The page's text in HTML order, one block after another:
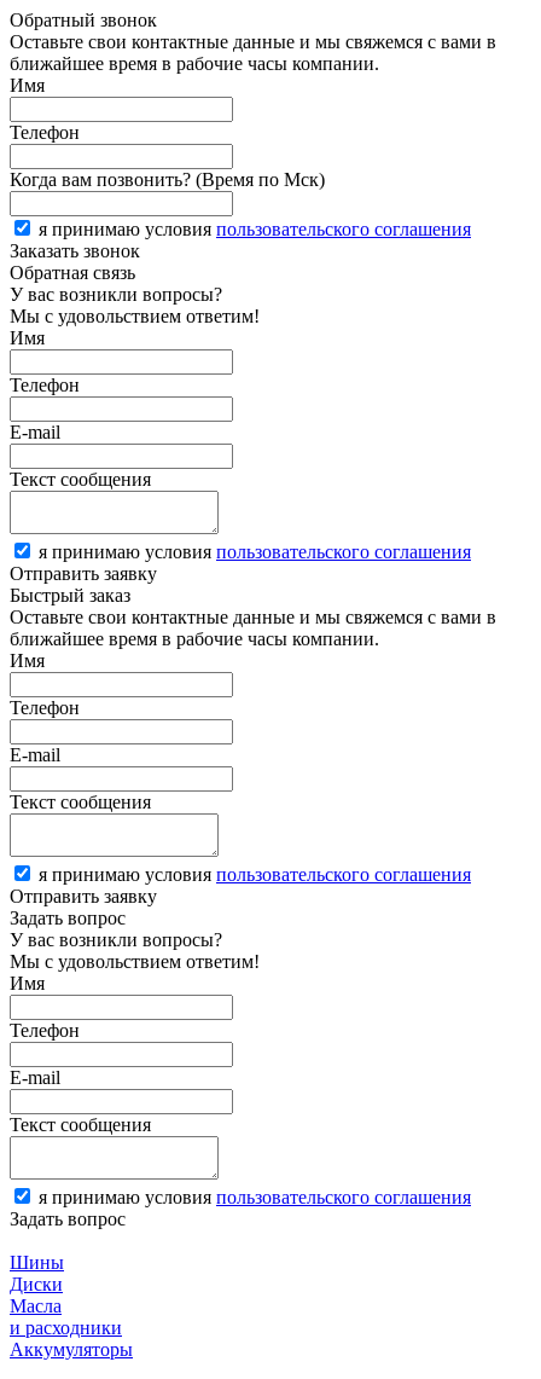
Обратный звонок
Оставьте свои контактные данные и мы свяжемся с вами в
ближайшее время в рабочие часы компании.
Имя
Телефон
Когда вам позвонить? (Время по Мск)
я принимаю условия пользовательского соглашения
Заказать звонок
Обратная связь
У вас возникли вопросы?
Мы с удовольствием ответим!
Имя
Телефон
E-mail
Текст сообщения
я принимаю условия пользовательского соглашения
Отправить заявку
Быстрый заказ
Оставьте свои контактные данные и мы свяжемся с вами в
ближайшее время в рабочие часы компании.
Имя
Телефон
E-mail
Текст сообщения
я принимаю условия пользовательского соглашения
Отправить заявку
Задать вопрос
У вас возникли вопросы?
Мы с удовольствием ответим!
Имя
Телефон
E-mail
Текст сообщения
я принимаю условия пользовательского соглашения
Задать вопрос
Шины
Диски
Масла
и расходники
Аккумуляторы